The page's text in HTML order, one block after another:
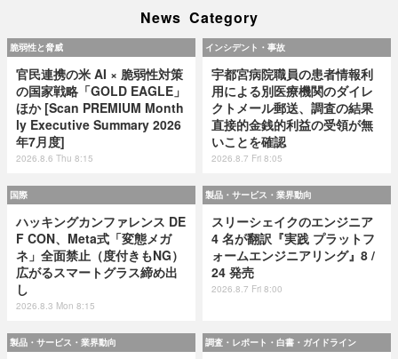
News Category
脆弱性と脅威
官民連携の米 AI × 脆弱性対策
の国家戦略「GOLD EAGLE」
ほか [Scan PREMIUM Month
ly Executive Summary 2026
年7月度]
2026.8.6 Thu 8:15
インシデント・事故
宇都宮病院職員の患者情報利
用による別医療機関のダイレ
クトメール郵送、調査の結果
直接的金銭的利益の受領が無
いことを確認
2026.8.7 Fri 8:05
国際
ハッキングカンファレンス DE
F CON、Meta式「変態メガ
ネ」全面禁止（度付きもNG）
広がるスマートグラス締め出
し
2026.8.3 Mon 8:15
製品・サービス・業界動向
スリーシェイクのエンジニア
4 名が翻訳『実践 プラットフ
ォームエンジニアリング』8 /
24 発売
2026.8.7 Fri 8:00
製品・サービス・業界動向 調査・レポート・白書・ガイドライン